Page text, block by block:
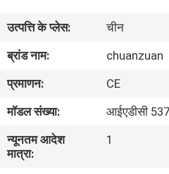
हमारे
बारे
में
कारखाना
भ्रमण
उत्पत्ति के प्लेस:
चीन
ब्रांड नाम:
chuanzuan
प्रमाणन:
CE
मॉडल संख्या:
आईएडीसी 537
न्यूनतम आदेश
मात्रा:
1